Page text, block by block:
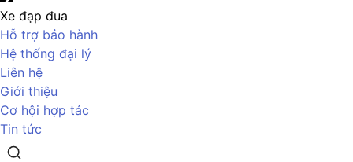
Xe đạp đua
Hỗ trợ bảo hành
Hệ thống đại lý
Liên hệ
Giới thiệu
Cơ hội hợp tác
Tin tức